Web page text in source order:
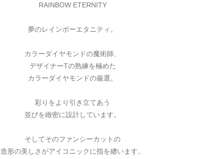
RAINBOW ETERNITY
夢のレインボーエタニティ。
カラーダイヤモンドの魔術師、
デザイナーTの熟練を極めた
カラーダイヤモンドの厳選。
彩りをより引き立てあう
並びを緻密に設計しています。
そしてそのファンシーカットの
造形の美しさがアイコニックに指を纏います。